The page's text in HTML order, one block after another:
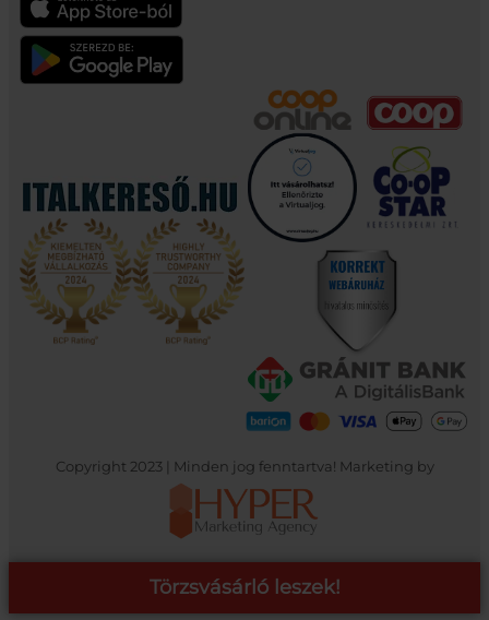
Copyright 2023 | Minden jog fenntartva! Marketing by
Törzsvásárló leszek!